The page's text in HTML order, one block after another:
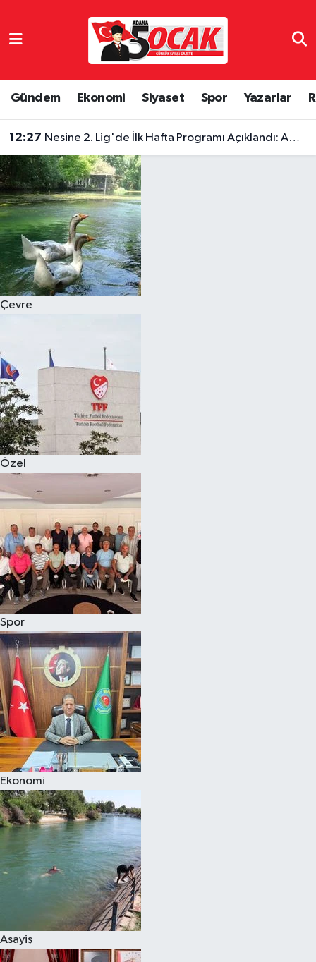
Gündem Ekonomi Siyaset Spor Yazarlar
12:27 Nesine 2. Lig'de İlk Hafta Programı Açıklandı: Adana Temsilcileri 6 Eylül'de Sahaya Çıkıyor
Çevre
Özel
Spor
Ekonomi
Asayiş
Dünya
Eğitim
Ekonomi
Gündem
Resmi İlanlar
Sağlık
Spor
Yaşam
Yerel Yönetimler
Yurttan
Hava Durumu
Tüm Manşetler
Son Dakika Haberleri
Haber Arşivi